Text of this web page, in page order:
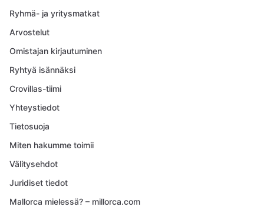
Ryhmä- ja yritysmatkat
Arvostelut
Omistajan kirjautuminen
Ryhtyä isännäksi
Crovillas-tiimi
Yhteystiedot
Tietosuoja
Miten hakumme toimii
Välitysehdot
Juridiset tiedot
Mallorca mielessä? – millorca.com